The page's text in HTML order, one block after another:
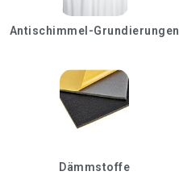
Antischimmel-Grundierungen
Dämmstoffe